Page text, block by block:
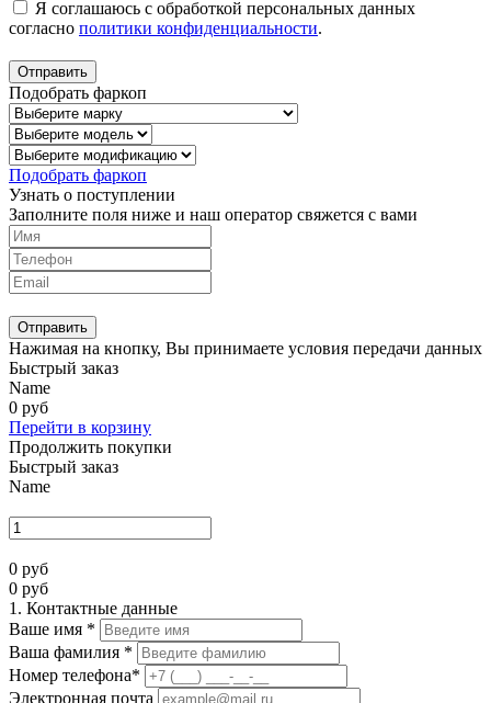
Я соглашаюсь с обработкой персональных данных
согласно политики конфиденциальности.
Отправить
Подобрать фаркоп
Подобрать фаркоп
Узнать о поступлении
Заполните поля ниже и наш оператор свяжется с вами
Отправить
Нажимая на кнопку, Вы принимаете условия передачи данных
Быстрый заказ
Name
0 руб
Перейти в корзину
Продолжить покупки
Быстрый заказ
Name
0 руб
0 руб
1. Контактные данные
Ваше имя *
Ваша фамилия *
Номер телефона*
Электронная почта